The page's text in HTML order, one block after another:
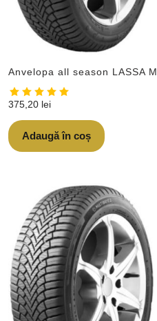
Anvelopa all season LASSA
375,20 lei
Adaugă în coș